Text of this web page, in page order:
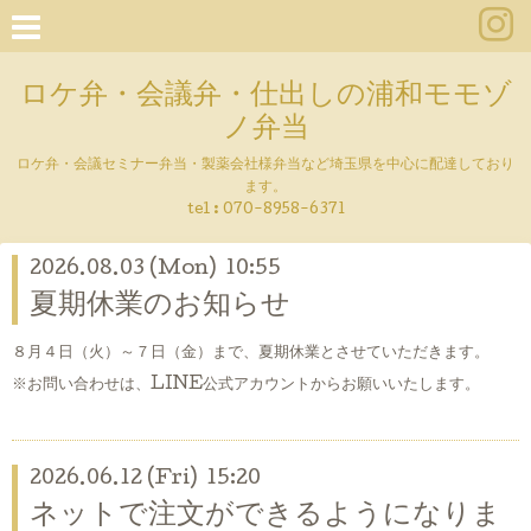
ロケ弁・会議弁・仕出しの浦和モモゾ
ノ弁当
ロケ弁・会議セミナー弁当・製薬会社様弁当など埼玉県を中心に配達しており
ます。
tel : 070-8958-6371
2026.08.03 (Mon) 10:55
夏期休業のお知らせ
８月４日（火）～７日（金）まで、夏期休業とさせていただきます。
※お問い合わせは、LINE公式アカウントからお願いいたします。
2026.06.12 (Fri) 15:20
ネットで注文ができるようになりま